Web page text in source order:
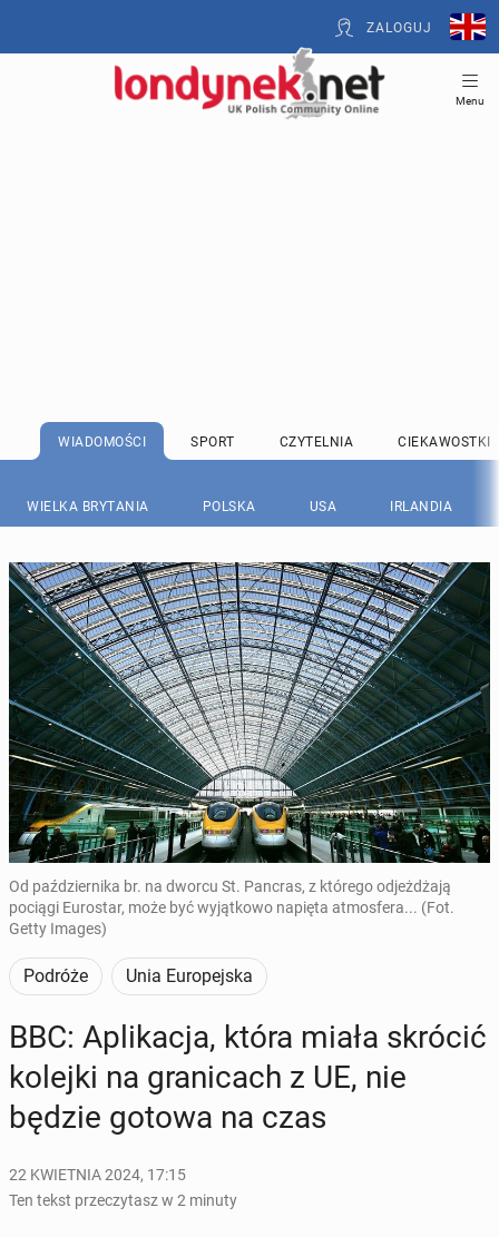
ZALOGUJ
Menu
WIADOMOŚCI SPORT CZYTELNIA CIEKAWOSTKI
WIELKA BRYTANIA POLSKA USA IRLANDIA
Od października br. na dworcu St. Pancras, z którego odjeżdżają
pociągi Eurostar, może być wyjątkowo napięta atmosfera... (Fot.
Getty Images)
Podróże Unia Europejska
BBC: Apli­ka­cja, która miała skrócić
kolejki na gra­ni­cach z UE, nie
będzie gotowa na czas
22 KWIETNIA 2024, 17:15
Ten tekst przeczytasz w 2 minuty